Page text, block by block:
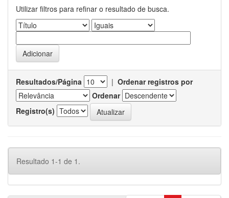
Utilizar filtros para refinar o resultado de busca.
Resultados/Página | Ordenar registros por
Ordenar
Registro(s)
Resultado 1-1 de 1.